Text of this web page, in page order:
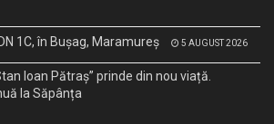
1C, în Bușag, Maramureș 5 AUGUST 2026
Ioan Pătraș” prinde din nou viață.
la Săpânța